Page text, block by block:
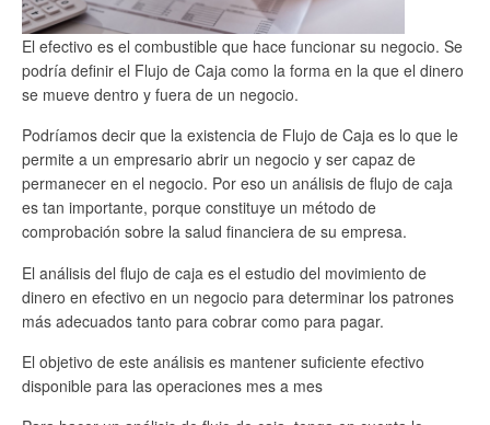
El efectivo es el combustible que hace funcionar su negocio. Se
podría definir el Flujo de Caja como la forma en la que el dinero
se mueve dentro y fuera de un negocio.
Podríamos decir que la existencia de Flujo de Caja es lo que le
permite a un empresario abrir un negocio y ser capaz de
permanecer en el negocio. Por eso un análisis de flujo de caja
es tan importante, porque constituye un método de
comprobación sobre la salud financiera de su empresa.
El análisis del flujo de caja es el estudio del movimiento de
dinero en efectivo en un negocio para determinar los patrones
más adecuados tanto para cobrar como para pagar.
El objetivo de este análisis es mantener suficiente efectivo
disponible para las operaciones mes a mes